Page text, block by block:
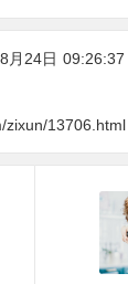
坛顺利举办
月24日 09:26:37
zixun/13706.html